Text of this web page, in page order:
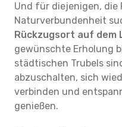
Und für diejenigen, die
Naturverbundenheit
Rückzugsort auf dem
gewünschte Erholung
städtischen Trubels
abzuschalten, sich
verbinden und
genießen.